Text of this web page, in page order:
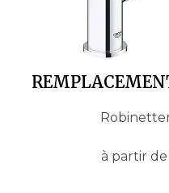
à partir